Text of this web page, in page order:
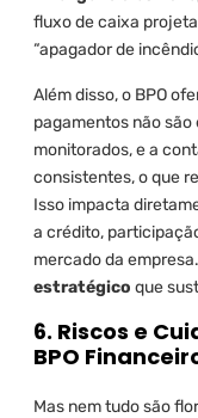
fluxo de caixa
“apagador de
Além disso, o BPO
pagamentos não
monitorados, e a
consistentes, o que
Isso impacta
a crédito,
mercado da
estratégico que
6. Riscos e
BPO
Mas nem tudo são